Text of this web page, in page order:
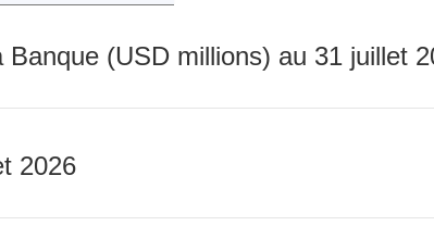
(USD millions) au 31 juillet
2026